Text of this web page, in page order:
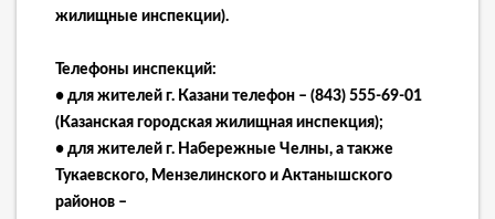
жилищные инспекции).
Телефоны инспекций:
• для жителей г. Казани телефон – (843) 555-69-01
(Казанская городская жилищная инспекция);
• для жителей г. Набережные Челны, а также
Тукаевского, Мензелинского и Актанышского
районов –